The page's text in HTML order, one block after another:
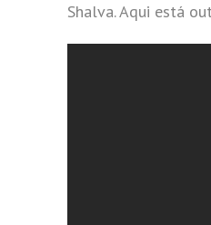
Shalva. Aqui está